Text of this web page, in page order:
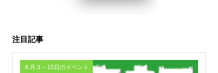
注目記事
８月３～10日のイベント